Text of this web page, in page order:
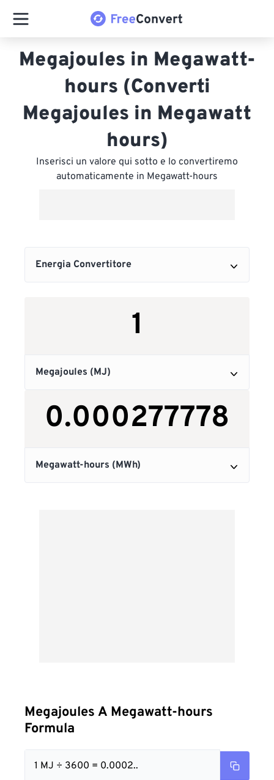
Megajoules in Megawatt-
hours (Converti
Megajoules in Megawatt
hours)
Inserisci un valore qui sotto e lo convertiremo
automaticamente in Megawatt-hours
Megajoules A Megawatt-hours
Formula
1 MJ ÷ 3600 = 0.0002..